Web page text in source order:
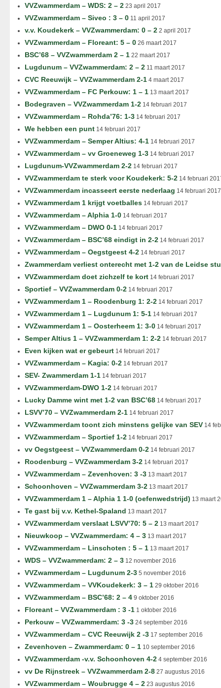
VVZwammerdam – WDS: 2 – 2 23 april 2017
VVZwammerdam – Siveo : 3 – 0 11 april 2017
v.v. Koudekerk – VVZwammerdam: 0 – 2 2 april 2017
VVZwammerdam – Floreant: 5 – 0 26 maart 2017
BSC’68 – VVZwammerdam 2 – 1 22 maart 2017
Lugdunum – VVZwammerdam: 2 – 2 11 maart 2017
CVC Reeuwijk – VVZwammerdam 2-1 4 maart 2017
VVZwammerdam – FC Perkouw: 1 – 1 13 maart 2017
Bodegraven – VVZwammerdam 1-2 14 februari 2017
VVZwammerdam – Rohda’76: 1-3 14 februari 2017
We hebben een punt 14 februari 2017
VVZwammerdam – Semper Altius: 4-1 14 februari 2017
VVZwammerdam – vv Groeneweg 1-3 14 februari 2017
Lugdunum-VVZwammerdam 2-2 14 februari 2017
VVZwammerdam te sterk voor Koudekerk: 5-2 14 februari
VVZwammerdam incasseert eerste nederlaag 14 februari 2017
VVZwammerdam 1 krijgt voetballes 14 februari 2017
VVZwammerdam – Alphia 1-0 14 februari 2017
VVZwammerdam – DWO 0-1 14 februari 2017
VVZwammerdam – BSC’68 eindigt in 2-2 14 februari 2017
VVZwammerdam – Oegstgeest 4-2 14 februari 2017
Zwammerdam verliest onterecht met 1-2 van de Leidse
VVZwammerdam doet zichzelf te kort 14 februari 2017
Sportief – VVZwammerdam 0-2 14 februari 2017
VVZwammerdam 1 – Roodenburg 1: 2-2 14 februari 2017
VVZwammerdam 1 – Lugdunum 1: 5-1 14 februari 2017
VVZwammerdam 1 – Oosterheem 1: 3-0 14 februari 2017
Semper Altius 1 – VVZwammerdam 1: 2-2 14 februari 2017
Even kijken wat er gebeurt 14 februari 2017
VVZwammerdam – Kagia: 0-2 14 februari 2017
SEV- Zwammerdam 1-1 14 februari 2017
VVZwammerdam-DWO 1-2 14 februari 2017
Lucky Damme wint met 1-2 van BSC’68 14 februari 2017
LSVV’70 – VVZwammerdam 2-1 14 februari 2017
VVZwammerdam toont zich minstens gelijke van SEV 14
VVZwammerdam – Sportief 1-2 14 februari 2017
vv Oegstgeest – VVZwammerdam 0-2 14 februari 2017
Roodenburg – VVZwammerdam 3-2 14 februari 2017
VVZwammerdam – Zevenhoven: 3 -3 13 maart 2017
Schoonhoven – VVZwammerdam 3-2 13 maart 2017
VVZwammerdam 1 – Alphia 1 1-0 (oefenwedstrijd) 13 maart
Te gast bij v.v. Kethel-Spaland 13 maart 2017
VVZwammerdam verslaat LSVV’70: 5 – 2 13 maart 2017
Nieuwkoop – VVZwammerdam: 4 – 3 13 maart 2017
VVZwammerdam – Linschoten : 5 – 1 13 maart 2017
WDS – VVZwammerdam: 2 – 3 12 november 2016
VVZwammerdam – Lugdunum 2-3 5 november 2016
VVZwammerdam – VVKoudekerk: 3 – 1 29 oktober 2016
VVZwammerdam – BSC’68: 2 – 4 9 oktober 2016
Floreant – VVZwammerdam : 3 -1 1 oktober 2016
Perkouw – VVZwammerdam: 3 -3 24 september 2016
VVZwammerdam – CVC Reeuwijk 2 -3 17 september 2016
Zevenhoven – Zwammerdam: 0 – 1 10 september 2016
VVZwammerdam -v.v. Schoonhoven 4-2 4 september 2016
vv De Rijnstreek – VVZwammerdam 2-8 27 augustus 2016
VVZwammerdam – Woubrugge 4 – 2 23 augustus 2016